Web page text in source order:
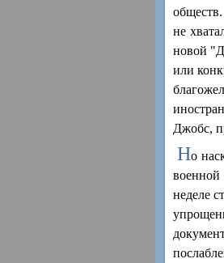
не
новой
или
Джобс,
Но
военной
неделе